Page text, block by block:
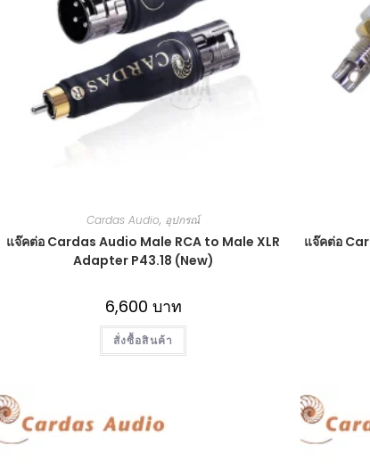
Cardas Audio, อุปกรณ์
แจ๊คต่อ Cardas Audio Male RCA to Male XLR
Adapter P43.18 (New)
6,600 บาท
สั่งซื้อสินค้า
แจ๊คต่อ